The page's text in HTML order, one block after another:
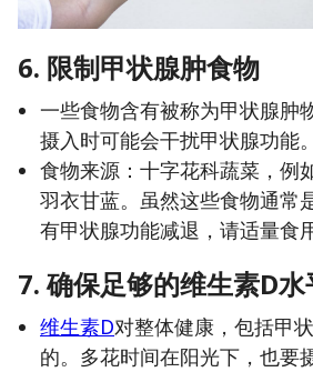
6. 限制甲状腺肿食物
一些食物含有被称为甲状腺肿
摄入时可能会干扰甲状腺功能。
食物来源：十字花科蔬菜，例
羽衣甘蓝。虽然这些食物通常
有甲状腺功能减退，请适量食用
7. 确保足够的维生素D水
维生素D对整体健康，包括甲
的。多花时间在阳光下，也要